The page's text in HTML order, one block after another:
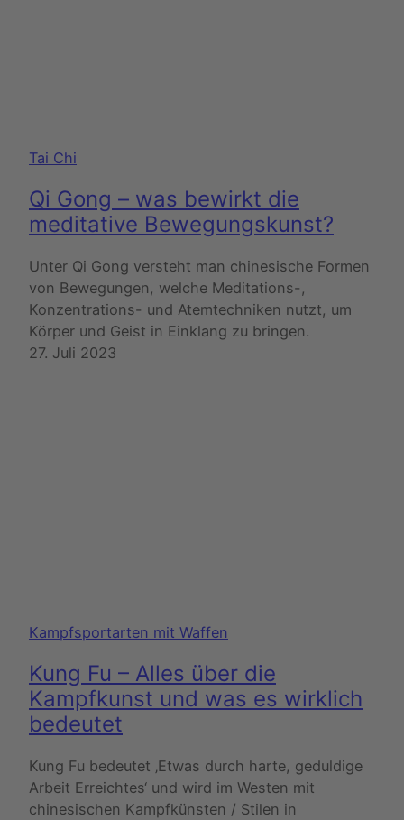
Tai Chi
Qi Gong – was bewirkt die
meditative Bewegungskunst?
Unter Qi Gong versteht man chinesische Formen
von Bewegungen, welche Meditations-,
Konzentrations- und Atemtechniken nutzt, um
Körper und Geist in Einklang zu bringen.
27. Juli 2023
Kampfsportarten mit Waffen
Kung Fu – Alles über die
Kampfkunst und was es wirklich
bedeutet
Kung Fu bedeutet ‚Etwas durch harte, geduldige
Arbeit Erreichtes‘ und wird im Westen mit
chinesischen Kampfkünsten / Stilen in